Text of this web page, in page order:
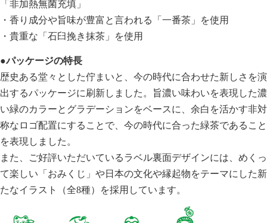
「非加熱無菌充填」
・香り成分や旨味が豊富と言われる「一番茶」を使用
・貴重な「石臼挽き抹茶」を使用
●パッケージの特長
歴史ある堂々とした佇まいと、今の時代に合わせた新しさを演
出するパッケージに刷新しました。旨濃い味わいを表現した濃
い緑のカラーとグラデーションをベースに、余白を活かす非対
称なロゴ配置にすることで、今の時代に合った緑茶であること
を表現しました。
また、ご好評いただいているラベル裏面デザインには、めくっ
て楽しい「おみくじ」や日本の文化や縁起物をテーマにした新
たなイラスト（全8種）を採用しています。